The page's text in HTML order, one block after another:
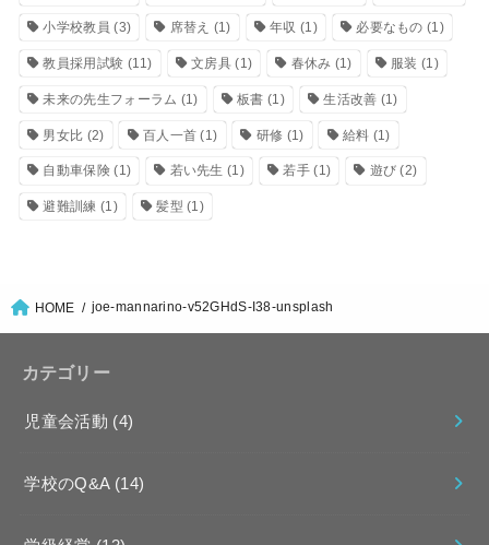
小学校教員 (3) 席替え (1) 年収 (1) 必要なもの (1)
教員採用試験 (11) 文房具 (1) 春休み (1) 服装 (1)
未来の先生フォーラム (1) 板書 (1) 生活改善 (1)
男女比 (2) 百人一首 (1) 研修 (1) 給料 (1)
自動車保険(1) 若い先生 (1) 若手(1) 遊び (2)
避難訓練 (1) 髪型 (1)
HOME joe-mannarino-v52GHdS-I38-unsplash
カテゴリー
児童会活動 (4)
学校のQ&A (14)